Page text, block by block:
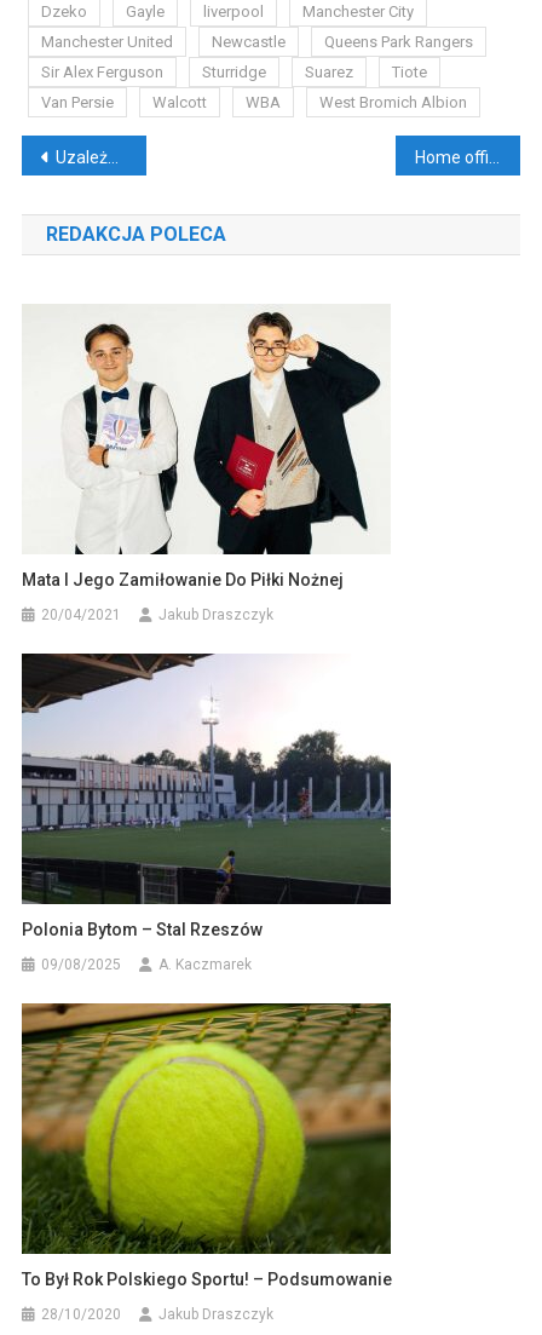
Dzeko
Gayle liverpool
Manchester City
Manchester United
Newcastle
Queens Park Rangers
Sir Alex Ferguson
Sturridge Suarez
Tiote
Van Persie
Walcott WBA West Bromich Albion
Nawigacja
wpisu
Uzależnienie w świecie kruchych motyli
REDAKCJA POLECA
Mata I Jego Zamiłowanie Do Piłki Nożnej
20/04/2021 Jakub Draszczyk
Polonia Bytom – Stal Rzeszów
09/08/2025 A. Kaczmarek
To Był Rok Polskiego Sportu! – Podsumowanie
28/10/2020 Jakub Draszczyk